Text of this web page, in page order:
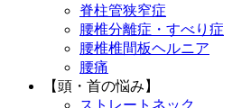
脊柱管狭窄症
腰椎分離症・すべり症
腰椎椎間板ヘルニア
腰痛
【頭・首の悩み】
ストレートネック